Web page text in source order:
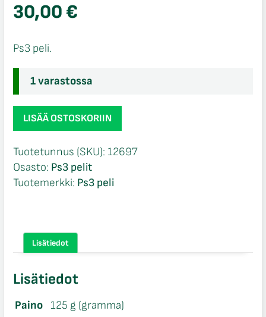
30,00€
Ps3 peli.
1 varastossa
Sniper
Elite
Ultimate
Edition
CIB
LISÄÄ OSTOSKORIIN
Tuotetunnus (SKU): 12697
Osasto: Ps3 pelit
Tuotemerkki: Ps3 peli
Lisätiedot
Lisätiedot
Paino 125 g (gramma)